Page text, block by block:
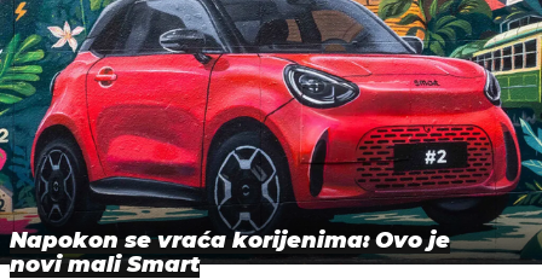
Napokon se vraća korijenima: Ovo je
novi mali Smart